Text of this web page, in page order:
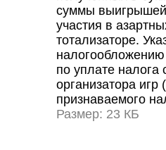
суммы выигрышей
участия в
тотализаторе.
налогообложению
по уплате
организатора игр
признаваемого
Размер: 23 КБ